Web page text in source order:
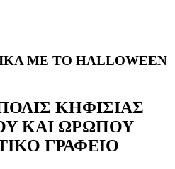
ΜΕ ΤΟ HALLOWEEN
ΚΗΦΙΣΙΑΣ
ΚΑΙ ΩΡΩΠΟΥ
ΓΡΑΦΕΙΟ